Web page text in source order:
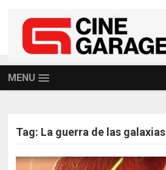
MENU
Tag: La guerra de las galaxias